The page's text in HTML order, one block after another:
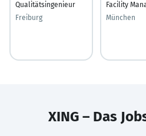
Qualitätsingenieur
Freiburg
Facility
München
XING – Das